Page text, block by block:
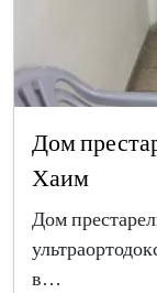
Дом
Хаим
Дом
в…